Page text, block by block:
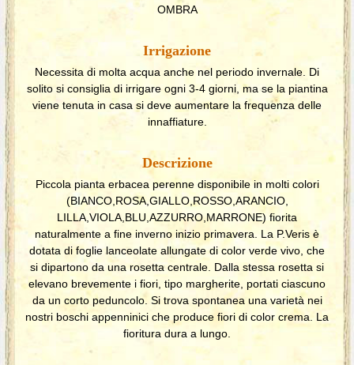
OMBRA
Irrigazione
Necessita di molta acqua anche nel periodo invernale. Di
solito si consiglia di irrigare ogni 3-4 giorni, ma se la piantina
viene tenuta in casa si deve aumentare la frequenza delle
innaffiature.
Descrizione
Piccola pianta erbacea perenne disponibile in molti colori
(BIANCO,ROSA,GIALLO,ROSSO,ARANCIO,
LILLA,VIOLA,BLU,AZZURRO,MARRONE) fiorita
naturalmente a fine inverno inizio primavera. La P.Veris è
dotata di foglie lanceolate allungate di color verde vivo, che
si dipartono da una rosetta centrale. Dalla stessa rosetta si
elevano brevemente i fiori, tipo margherite, portati ciascuno
da un corto peduncolo. Si trova spontanea una varietà nei
nostri boschi appenninici che produce fiori di color crema. La
fioritura dura a lungo.